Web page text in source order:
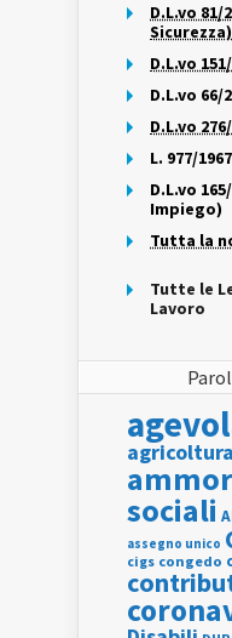
D.L.vo 81/
Sicurezza)
D.L.vo
D.L.vo
D.L.vo
L. 977/
D.L.vo
Impiego)
Tutta la
Tutte le
Lavoro
agricoltura
sociali
assegno unico
cigs congedo